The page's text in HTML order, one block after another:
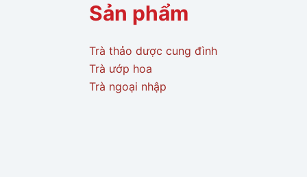
Sản phẩm
Trà thảo dược cung đình
Trà ướp hoa
Trà ngoại nhập